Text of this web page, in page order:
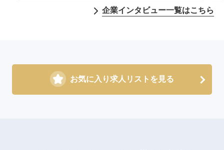
企業インタビュー一覧はこちら
お気に入り求人リストを見る